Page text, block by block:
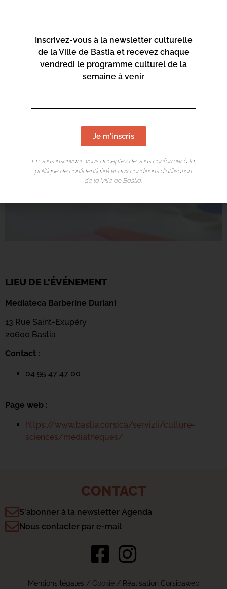
LIEU DE L'ÉVÉNEMENT
Mediateca Barberine Duriani
13 Rue Saint-Exupéry
20600 Bastia
Contact :
04 95 47 47 00
Page web :
https://www.bastia.corsica/servizii/culture-
sciences/mediatheques/
CONTACT
S'abonner à la newsletter Agenda
Nous contacter par e-mail
Mentions légales / Cookie/ Réalisation Corsicaweb
Inscrivez-vous à la newsletter culturelle
de la Ville de Bastia et recevez chaque
vendredi le programme culturel de la
semaine à venir
Je m'inscris
En vous inscrivant, vous acceptez de vous conformer à la
politique de confidentialité et aux conditions d’utilisation
de la Ville de Bastia.